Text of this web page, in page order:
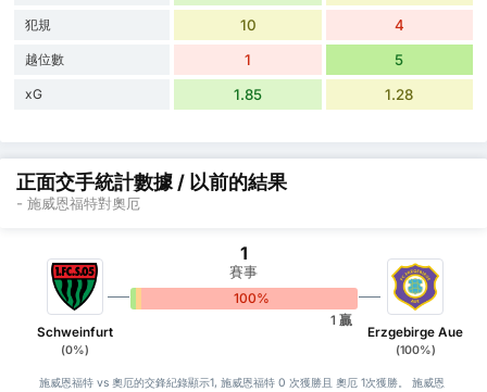
犯規 10 4
越位數 1 5
xG 1.85 1.28
正面交手統計數據 / 以前的結果
- 施威恩福特對奧厄
Schweinfurt
(0%)
1
賽事
100%
1 贏
Erzgebirge Aue
(100%)
施威恩福特 vs 奧厄的交鋒紀錄顯示1, 施威恩福特 0 次獲勝且 奧厄 1次獲勝。 施威恩